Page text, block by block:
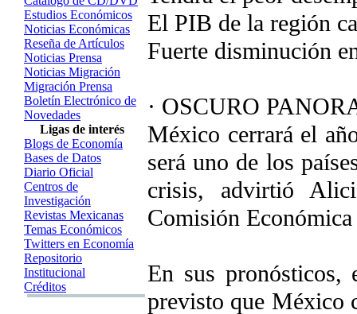
Estudios Económicos
Noticias Económicas
Reseña de Artículos
Noticias Prensa
Noticias Migración
Migración Prensa
Boletín Electrónico de
Novedades
Ligas de interés
Blogs de Economía
Bases de Datos
Diario Oficial
Centros de
Investigación
Revistas Mexicanas
Temas Económicos
Twitters en Economía
Repositorio
Institucional
Créditos
El PIB de la región
Fuerte disminución
· OSCURO
México cerrará el
será uno de los
crisis, advirtió
Comisión
En sus pronósticos,
previsto que México